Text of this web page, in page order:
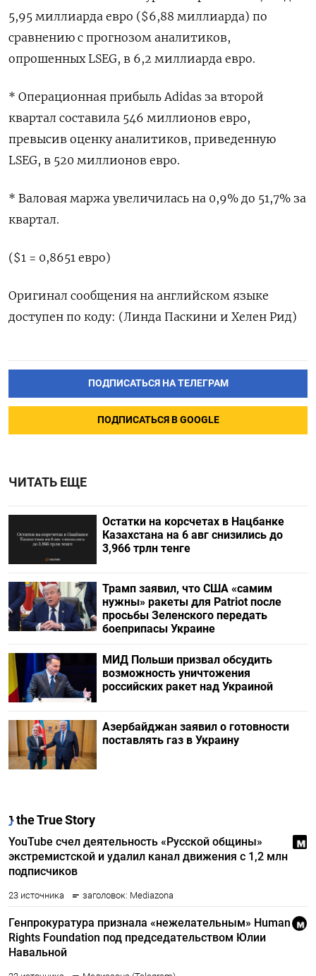
5,95 миллиарда евро ($6,88 миллиарда) по
сравнению с прогнозом аналитиков,
опрошенных LSEG, в 6,2 миллиарда евро.
* Операционная прибыль Adidas за второй
квартал составила 546 миллионов евро,
превысив оценку аналитиков, приведенную
LSEG, в 520 миллионов евро.
* Валовая маржа увеличилась на 0,9% до 51,7% за
квартал.
($1 = 0,8651 евро)
Оригинал сообщения на английском языке
доступен по коду: (Линда Паскини и Хелен Рид)
ПОДПИСАТЬСЯ НА ТЕЛЕГРАМ
ПОДПИСАТЬСЯ В GOOGLE
ЧИТАТЬ ЕЩЕ
Остатки на корсчетах в Нацбанке
Казахстана на 6 авг снизились до
3,966 трлн тенге
Трамп заявил, что США «самим
нужны» ракеты для Patriot после
просьбы Зеленского передать
боеприпасы Украине
МИД Польши призвал обсудить
возможность уничтожения
российских ракет над Украиной
Азербайджан заявил о готовности
поставлять газ в Украину